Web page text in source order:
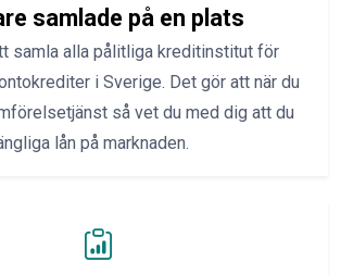
samlade på en plats
samla alla pålitliga kreditinstitut för
i Sverige. Det gör att när du
så vet du med dig att du
lån på marknaden.